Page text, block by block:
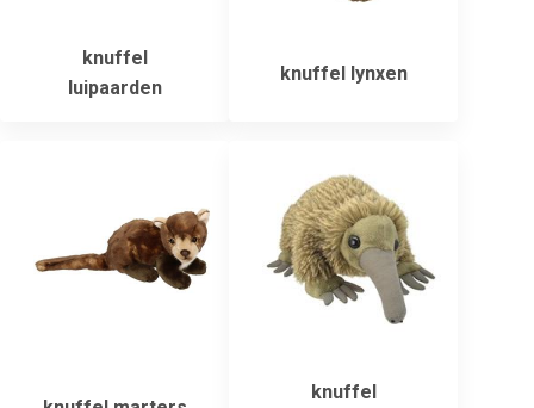
knuffel
luipaarden
knuffel lynxen
knuffel